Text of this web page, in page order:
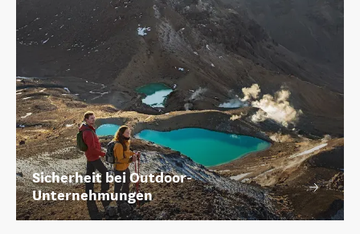
Sicherheit bei Outdoor-
Unternehmungen